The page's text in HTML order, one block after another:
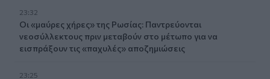
23:32
Οι «μαύρες χήρες» της Ρωσίας: Παντρεύονται
νεοσύλλεκτους πριν μεταβούν στο μέτωπο για να
εισπράξουν τις «παχυλές» αποζημιώσεις
23:25